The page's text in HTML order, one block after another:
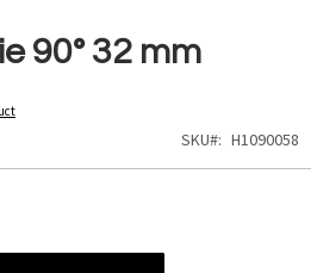
90° 32 mm
SKU H1090058